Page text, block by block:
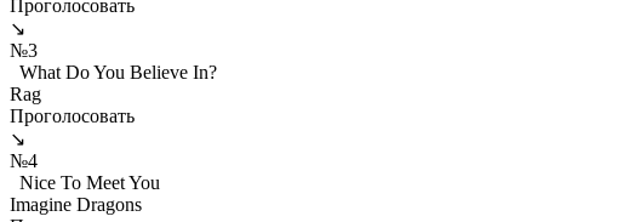
Проголосовать
↘
№3
What Do You Believe In?
Rag
Проголосовать
↘
№4
Nice To Meet You
Imagine Dragons